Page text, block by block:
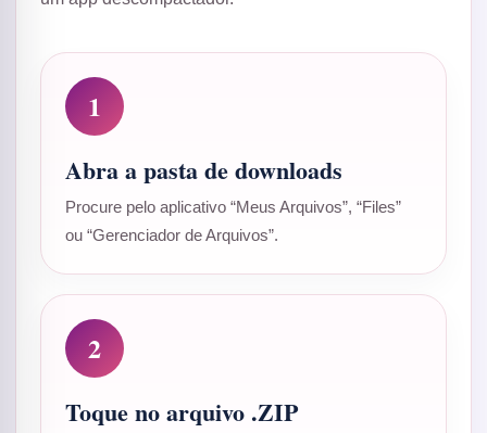
1
Abra a pasta de downloads
Procure pelo aplicativo “Meus Arquivos”, “Files”
ou “Gerenciador de Arquivos”.
2
Toque no arquivo .ZIP